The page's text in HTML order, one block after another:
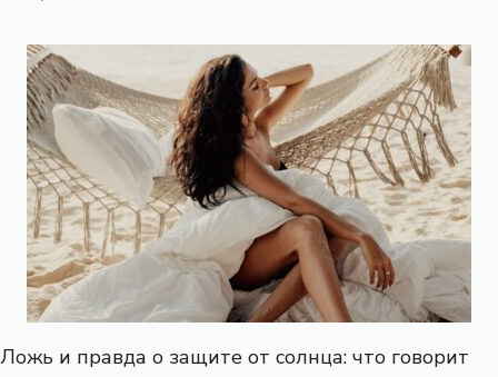
Ложь и правда о защите от солнца: что говорит